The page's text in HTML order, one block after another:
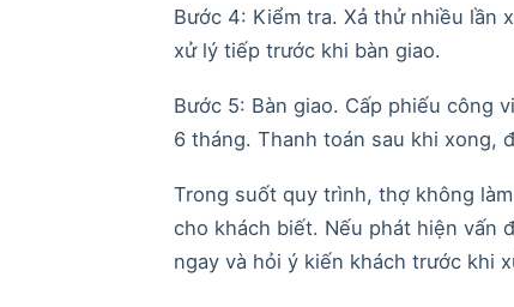
Bước 4: Kiểm tra. Xả thử nhiều lần
xử lý tiếp trước khi bàn giao.
Bước 5: Bàn giao. Cấp phiếu công
6 tháng. Thanh toán sau khi xong,
Trong suốt quy trình, thợ không
cho khách biết. Nếu phát hiện vấn
ngay và hỏi ý kiến khách trước khi